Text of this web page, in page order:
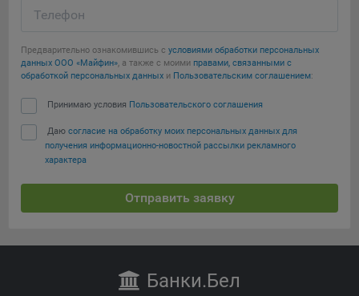
Google Ads - сервис показа контекстной рекламы,
предоставляемый компанией Google Ireland Ltd, Gordon
Телефон
Предварительно ознакомившись с условиями обработки персональных
данных ООО «Майфин», а также с моими правами, связанными с
обработкой персональных данных и Пользовательским соглашением:
Принимаю условия Пользовательского соглашения
Даю согласие на обработку моих персональных данных для
получения информационно-новостной рассылки рекламного
характера
Отправить заявку
Банки.Бел